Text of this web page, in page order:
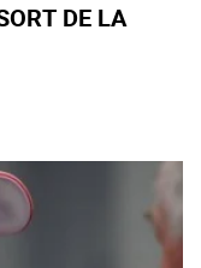
DE LA